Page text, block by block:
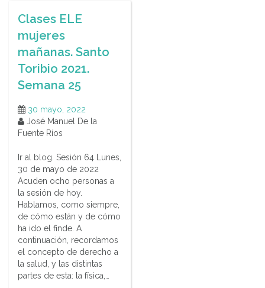
Clases ELE
mujeres
mañanas. Santo
Toribio 2021.
Semana 25
30 mayo, 2022
José Manuel De la
Fuente Ríos
Ir al blog. Sesión 64 Lunes,
30 de mayo de 2022
Acuden ocho personas a
la sesión de hoy.
Hablamos, como siempre,
de cómo están y de cómo
ha ido el finde. A
continuación, recordamos
el concepto de derecho a
la salud, y las distintas
partes de esta: la física,…